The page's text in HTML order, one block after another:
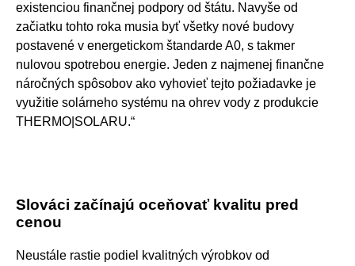
existenciou finančnej podpory od štátu. Navyše od
začiatku tohto roka musia byť všetky nové budovy
postavené v energetickom štandarde A0, s takmer
nulovou spotrebou energie. Jeden z najmenej finančne
náročných spôsobov ako vyhovieť tejto požiadavke je
využitie solárneho systému na ohrev vody z produkcie
THERMO|SOLARU.“
Slováci začínajú oceňovať kvalitu pred
cenou
Neustále rastie podiel kvalitných výrobkov od